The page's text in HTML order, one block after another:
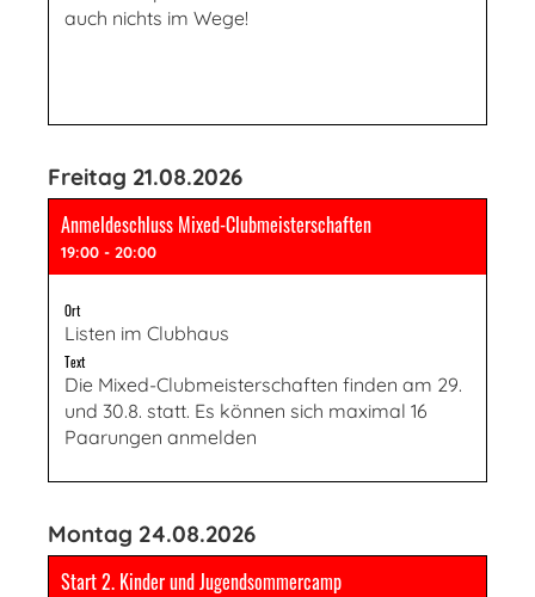
auch nichts im Wege!
Freitag 21.08.2026
Anmeldeschluss Mixed-Clubmeisterschaften
19:00 - 20:00
Ort
Listen im Clubhaus
Text
Die Mixed-Clubmeisterschaften finden am 29.
und 30.8. statt. Es können sich maximal 16
Paarungen anmelden
Montag 24.08.2026
Start 2. Kinder und Jugendsommercamp